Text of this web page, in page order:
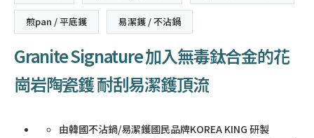
煎pan / 平底鑊 易潔鑊 / 不沾鍋
Granite Signature 加入無毒鈦合金的花
崗岩陶瓷鑊 耐刮易潔鑊頂流
由韓國不沾鍋/易潔鑊國民品牌KOREA KING 研製